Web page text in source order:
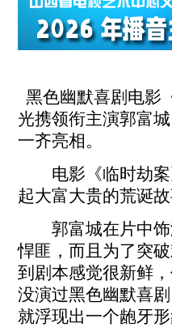
黑色幽默喜剧电影
光携领衔主演郭富
一齐亮相。
电影《临时劫案
起大富大贵的荒诞
郭富城在片中饰
悍匪，而且为了突
到剧本感觉很新鲜
没演过黑色幽默喜
就浮现出一个龅牙